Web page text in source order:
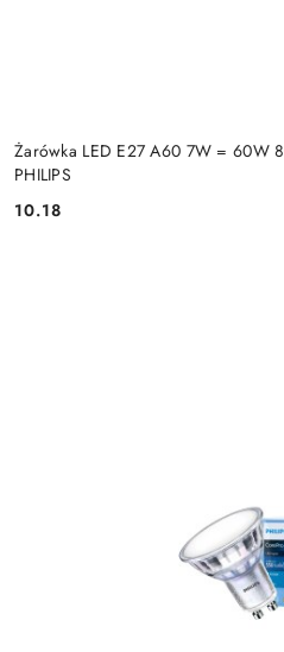
Żarówka LED E27 A60 7W = 60W
PHILIPS
Cena:
10.18